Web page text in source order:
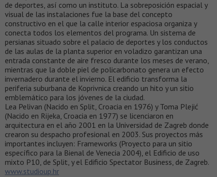
de deportes, así como un instituto. La sobreposición espacial y
visual de las instalaciones fue la base del concepto
constructivo en el que la calle interior espaciosa organiza y
conecta todos los elementos del programa. Un sistema de
persianas situado sobre el palacio de deportes y los conductos
de las aulas de la planta superior en voladizo garantizan una
entrada constante de aire fresco durante los meses de verano,
mientras que la doble piel de policarbonato genera un efecto
invernadero durante el invierno. El edificio transforma la
periferia suburbana de Koprivnica creando un hito y un sitio
emblemático para los jóvenes de la ciudad.
Lea Pelivan (Nacido en Split, Croacia en 1976) y Toma Plejić
(Nacido en Rijeka, Croacia en 1977) se licenciaron en
arquitectura en el año 2001 en la Universidad de Zagreb donde
crearon su despacho profesional en 2003. Sus proyectos más
importantes incluyen: Frameworks (Proyecto para un sitio
específico para la Bienal de Venecia 2004), el Edificio de uso
mixto P10, de Split, y el Edificio Spectator Business, de Zagreb.
www.studioup.hr